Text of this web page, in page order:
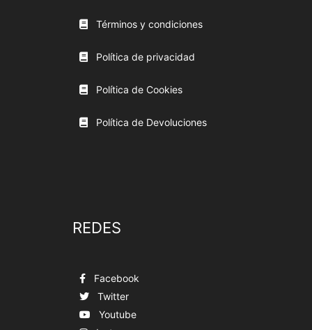
Términos y condiciones
Política de privacidad
Política de Cookies
Política de Devoluciones
REDES
Facebook
Twitter
Youtube